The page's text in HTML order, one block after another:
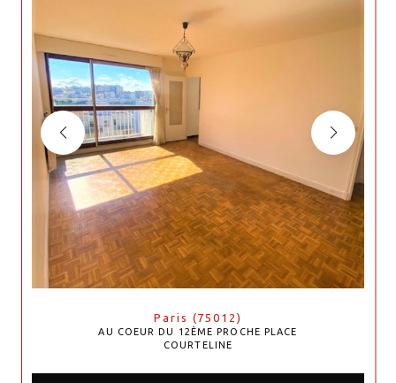
Paris (75012)
AU COEUR DU 12ÈME PROCHE PLACE
COURTELINE